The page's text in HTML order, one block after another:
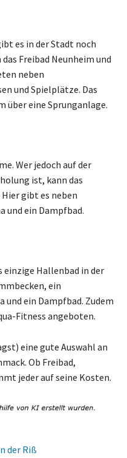
es in der Stadt noch
Freibad Neunheim und
neben
und Spielplätze. Das
über eine Sprunganlage.
Wer jedoch auf der
ist, kann das
gibt es neben
und ein Dampfbad.
einzige Hallenbad in der
ein
und ein Dampfbad. Zudem
Fitness angeboten.
eine gute Auswahl an
Ob Freibad,
jeder auf seine Kosten.
der Riß